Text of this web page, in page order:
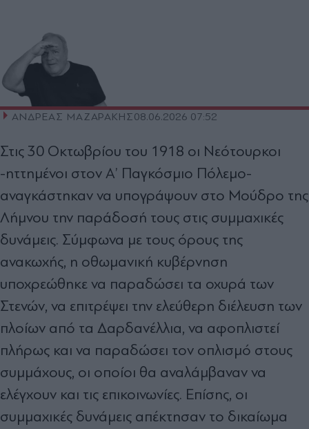
ΑΝΔΡΕΑΣ ΜΑΖΑΡΑΚΗΣ08.06.2026 07:52
Στις 30 Οκτωβρίου του 1918 οι Νεότουρκοι
-ηττημένοι στον Α’ Παγκόσμιο Πόλεμο-
αναγκάστηκαν να υπογράψουν στο Μούδρο της
Λήμνου την παράδοσή τους στις συμμαχικές
δυνάμεις. Σύμφωνα με τους όρους της
ανακωχής, η οθωμανική κυβέρνηση
υποχρεώθηκε να παραδώσει τα οχυρά των
Στενών, να επιτρέψει την ελεύθερη διέλευση των
πλοίων από τα Δαρδανέλλια, να αφοπλιστεί
πλήρως και να παραδώσει τον οπλισμό στους
συμμάχους, οι οποίοι θα αναλάμβαναν να
ελέγχουν και τις επικοινωνίες. Επίσης, οι
συμμαχικές δυνάμεις απέκτησαν το δικαίωμα